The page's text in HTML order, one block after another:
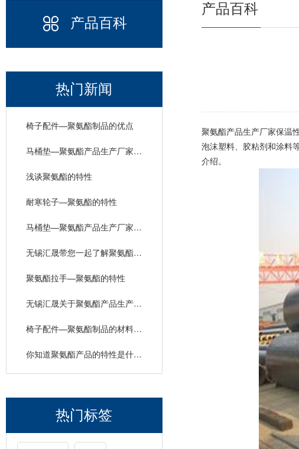
产品百科
热门新闻
椅子配件—聚氨酯制品的优点
马桶垫—聚氨酯产品生产厂家的产品特性
浅谈聚氨酯的特性
耐寒轮子—聚氨酯的特性
马桶垫—聚氨酯产品生产厂家的材料特性
无锡汇晟带您一起了解聚氨酯产品生产厂家的材料特性
聚氨酯拉手—聚氨酯的特性
无锡汇晟关于聚氨酯产品生产厂家的材料特性介绍
椅子配件—聚氨酯制品的材料优点
你知道聚氨酯产品的特性是什么吗？
热门标签
产品百科
聚氨酯产品生产厂家保温
泡沫塑料、胶粘剂和涂料
介绍。